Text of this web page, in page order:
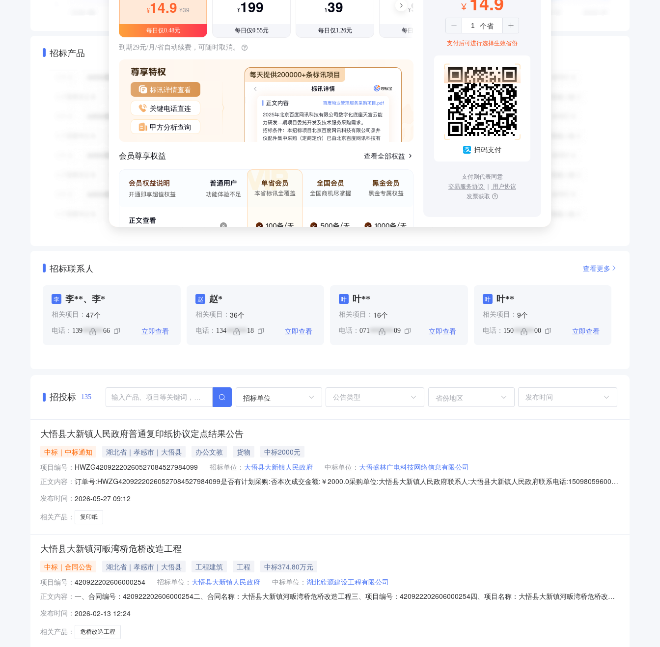
招标产品
¥14.9 ¥39
每日仅0.48元
¥199
每日仅0.55元
¥39
每日仅1.26元
¥99
每日仅1.08元
到期29元/月/省自动续费，可随时取消。
标讯详情查看
关键电话直连
甲方分析查询
会员尊享权益 查看全部权益
¥
支付后可进行选择生效省份
扫码支付
支付则代表同意
交易服务协议 ｜ 用户协议
发票获取
招标联系人 查看更多
李 李**、李*
相关项目： 47个
电话： 139 ****** 66 立即查看
赵 赵*
相关项目： 36个
电话： 134****** 18 立即查看
叶 叶**
相关项目： 16个
电话： 071 ******* 09 立即查看
叶 叶**
相关项目： 9个
电话： 150****** 00 立即查看
招投标 135 招标单位 省份地区
大悟县大新镇人民政府普通复印纸协议定点结果公告
中标｜中标通知 湖北省｜孝感市｜大悟县 办公文教 货物
中标2000元
项目编号： HWZG42092220260527084527984099 招标单位： 大悟县大新镇人民政府 中标单位： 大悟盛林广电科技网络信息有限公司
正文内容： 订单号:HWZG42092220260527084527984099是否有计划采购:否本次成交金额:￥2000.0采购单位:大悟县大新镇人民政府联系人:大悟县大新镇人民政府联系电话:15098059600成
乐/GOLDENCOLORA475g500张/包普通复印纸高品乐/GOLDENCOLORA475g80.0包￥25.0￥25.0￥2000.0
发布时间： 2026-05-27 09:12
相关产品：
复印纸
大悟县大新镇河畈湾桥危桥改造工程
中标｜合同公告 湖北省｜孝感市｜大悟县 工程建筑 工程
中标374.80万元
项目编号： 420922202606000254 招标单位： 大悟县大新镇人民政府 中标单位： 湖北欣源建设工程有限公司
正文内容： 一、合同编号：420922202606000254二、合同名称：大悟县大新镇河畈湾桥危桥改造工程三、项目编号：420922202606000254四、项目名称：大悟县大新镇河畈湾桥危桥改造
悟县大新镇文化路1号三楼309室联系方式：18872647288六、合同主要信息主要标的名称：工程规格型号（或服务要求）：详见合同文本主要标的数量：1项主要标的单价
发布时间： 2026-02-13 12:24
相关产品：
危桥改造工程